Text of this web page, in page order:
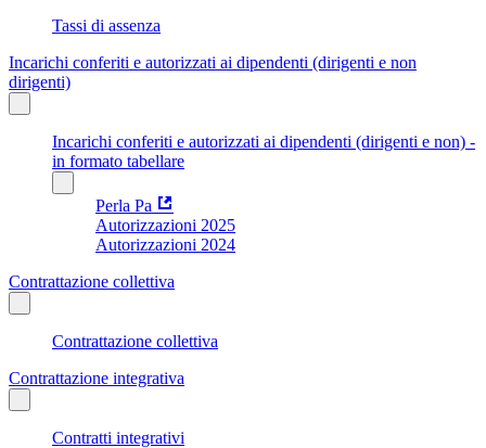
Tassi di assenza
Incarichi conferiti e autorizzati ai dipendenti (dirigenti e non
dirigenti)
Incarichi conferiti e autorizzati ai dipendenti (dirigenti e non) -
in formato tabellare
Perla Pa
Autorizzazioni 2025
Autorizzazioni 2024
Contrattazione collettiva
Contrattazione collettiva
Contrattazione integrativa
Contratti integrativi